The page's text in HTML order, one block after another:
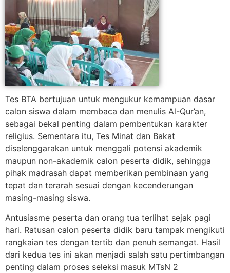
Tes BTA bertujuan untuk mengukur kemampuan dasar
calon siswa dalam membaca dan menulis Al-Qur’an,
sebagai bekal penting dalam pembentukan karakter
religius. Sementara itu, Tes Minat dan Bakat
diselenggarakan untuk menggali potensi akademik
maupun non-akademik calon peserta didik, sehingga
pihak madrasah dapat memberikan pembinaan yang
tepat dan terarah sesuai dengan kecenderungan
masing-masing siswa.
Antusiasme peserta dan orang tua terlihat sejak pagi
hari. Ratusan calon peserta didik baru tampak mengikuti
rangkaian tes dengan tertib dan penuh semangat. Hasil
dari kedua tes ini akan menjadi salah satu pertimbangan
penting dalam proses seleksi masuk MTsN 2